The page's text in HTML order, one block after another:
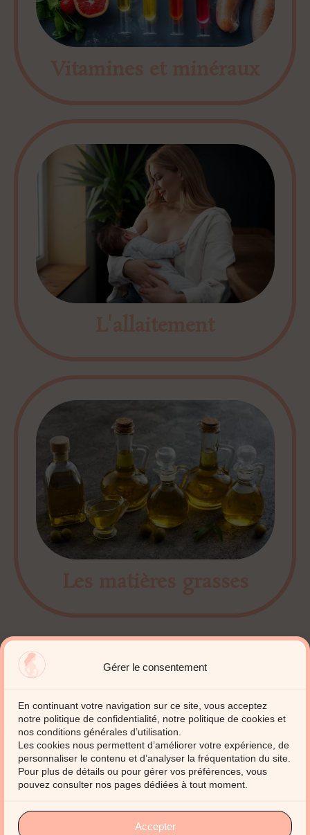
Gérer le consentement
En continuant votre navigation sur ce site, vous acceptez
notre politique de confidentialité, notre politique de cookies et
nos conditions générales d’utilisation.
Les cookies nous permettent d’améliorer votre expérience, de
personnaliser le contenu et d’analyser la fréquentation du site.
Pour plus de détails ou pour gérer vos préférences, vous
pouvez consulter nos pages dédiées à tout moment.
Accepter
rey.daic@enovatech.fr
06.64.98.95.92